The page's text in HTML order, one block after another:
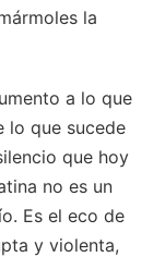
la
a lo que
lo que sucede
que hoy
no es un
Es el eco de
y violenta,